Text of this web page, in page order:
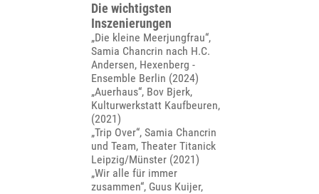
Die wichtigsten
Inszenierungen
„Die kleine Meerjungfrau“,
Samia Chancrin nach H.C.
Andersen, Hexenberg -
Ensemble Berlin (2024)
„Auerhaus“, Bov Bjerk,
Kulturwerkstatt Kaufbeuren,
(2021)
„Trip Over“, Samia Chancrin
und Team, Theater Titanick
Leipzig/Münster (2021)
„Wir alle für immer
zusammen“, Guus Kuijer,